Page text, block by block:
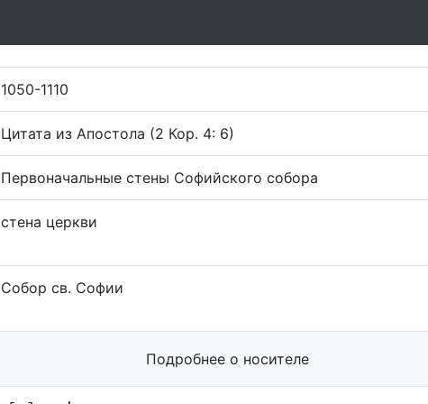
1050-1110
Цитата из Апостола (2 Кор. 4: 6)
Первоначальные стены Софийского собора
стена церкви
Собор св. Софии
Подробнее о носителе